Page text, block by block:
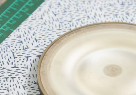
10 김유
디지